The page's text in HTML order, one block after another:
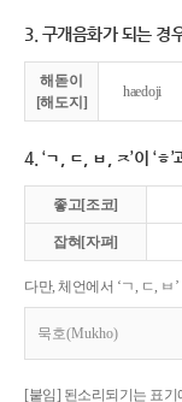
3. 구개음화가 되는 경
해돋이
[해도지]
haedoji
4. ‘ㄱ, ㄷ, ㅂ, ㅈ’이 ‘
좋고[조코]
잡혀[자펴]
다만, 체언에서 ‘ㄱ, ㄷ, ㅂ
묵호(Mukho)
[붙임] 된소리되기는 표